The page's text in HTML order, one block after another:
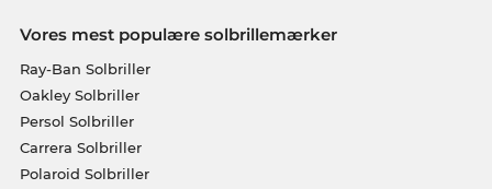
Vores mest populære solbrillemærker
Ray-Ban Solbriller
Oakley Solbriller
Persol Solbriller
Carrera Solbriller
Polaroid Solbriller